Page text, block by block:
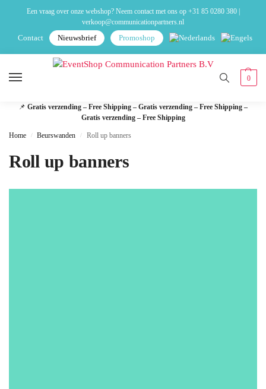
Een vraag over onze webshop? Neem contact met ons op +31 85 0280 380|
verkoop@communicationpartners.nl
Contact Nieuwsbrief Promoshop
0
📌 Gratis verzending – Free Shipping – Gratis verzending – Free Shipping –
Gratis verzending – Free Shipping
Home / Beurswanden / Roll up banners
Roll up banners